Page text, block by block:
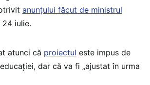
anunțului făcut de ministrul
24 iulie.
atunci că proiectul este impus de
dar că va fi „ajustat în urma